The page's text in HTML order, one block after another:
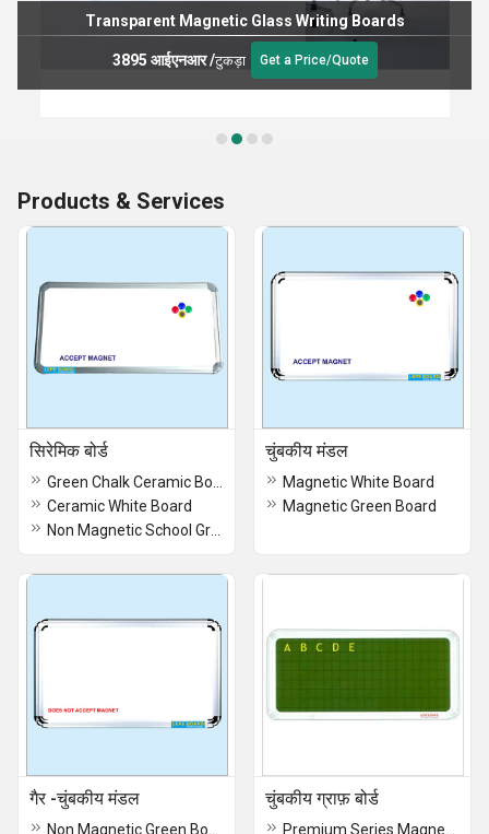
Transparent Magnetic Glass Writing Boards
3895 आईएनआर/टुकड़ा Get a Price/Quote
Products & Services
सिरेमिक बोर्ड
Ceramic White Board
चुंबकीय मंडल
Magnetic White Board
Magnetic Green Board
गैर -चुंबकीय मंडल चुंबकीय ग्राफ़ बोर्ड